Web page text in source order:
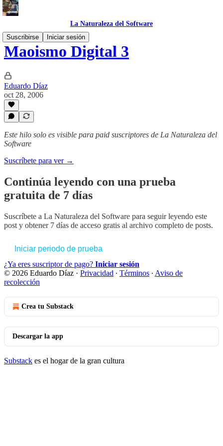
La Naturaleza del Software
Suscribirse
Iniciar sesión
Maoismo Digital 3
Eduardo Díaz
oct 28, 2006
Este hilo solo es visible para paid suscriptores de La Naturaleza del
Software
Suscríbete para ver →
Continúa leyendo con una prueba
gratuita de 7 días
Suscríbete a La Naturaleza del Software para seguir leyendo este
post y obtener 7 días de acceso gratis al archivo completo de posts.
Iniciar periodo de prueba
¿Ya eres suscriptor de pago? Iniciar sesión
© 2026 Eduardo Díaz · Privacidad ∙ Términos ∙ Aviso de
recolección
Crea tu Substack
Descargar la app
Substack es el hogar de la gran cultura